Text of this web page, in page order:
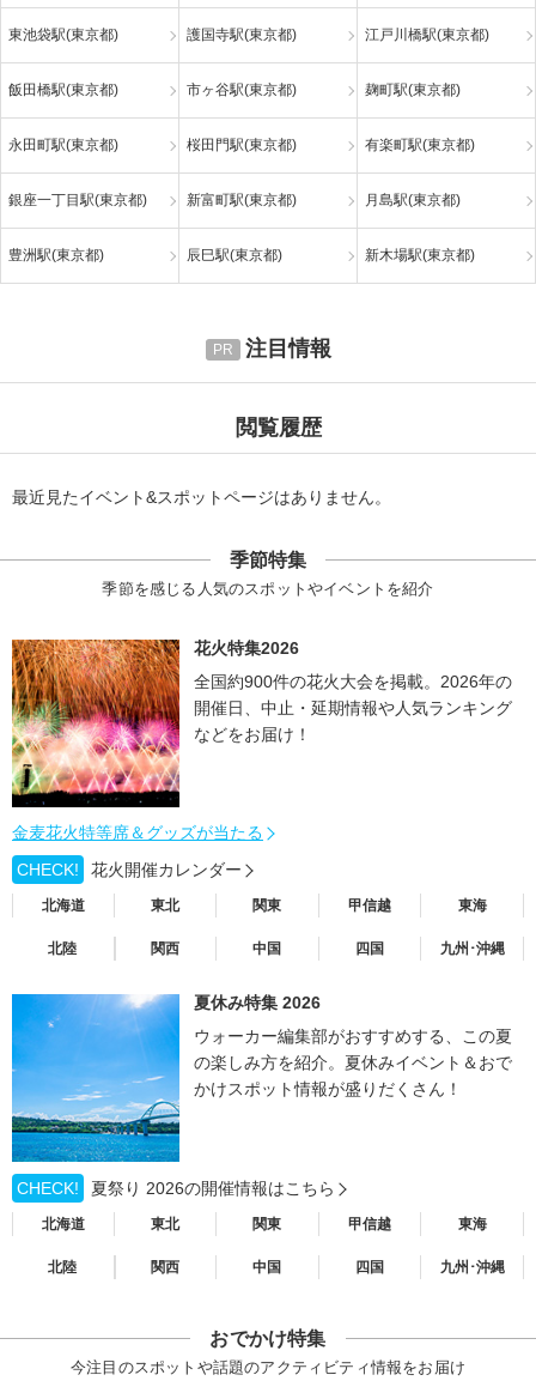
東池袋駅(東京都) 護国寺駅(東京都) 江戸川橋駅(東京都)
飯田橋駅(東京都) 市ヶ谷駅(東京都) 麹町駅(東京都)
永田町駅(東京都) 桜田門駅(東京都) 有楽町駅(東京都)
銀座一丁目駅(東京都) 新富町駅(東京都) 月島駅(東京都)
豊洲駅(東京都) 辰巳駅(東京都) 新木場駅(東京都)
注目情報
閲覧履歴
最近見たイベント&スポットページはありません。
季節特集
季節を感じる人気のスポットやイベントを紹介
花火特集2026
全国約900件の花火大会を掲載。2026年の
開催日、中止・延期情報や人気ランキング
などをお届け！
金麦花火特等席＆グッズが当たる
CHECK!
花火開催カレンダー
北海道 東北 関東 甲信越 東海
北陸 関西 中国 四国 九州･沖縄
夏休み特集 2026
ウォーカー編集部がおすすめする、この夏
の楽しみ方を紹介。夏休みイベント＆おで
かけスポット情報が盛りだくさん！
CHECK! 夏祭り 2026の開催情報はこちら
北海道 東北 関東 甲信越 東海
北陸 関西 中国 四国 九州･沖縄
おでかけ特集
今注目のスポットや話題のアクティビティ情報をお届け